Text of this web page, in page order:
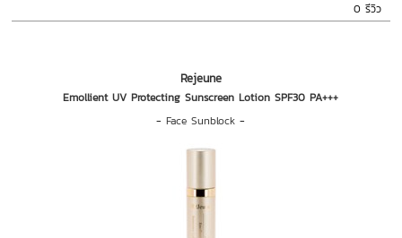
0 รีวิว
Rejeune
Emollient UV Protecting Sunscreen Lotion SPF30 PA+++
-Face Sunblock -